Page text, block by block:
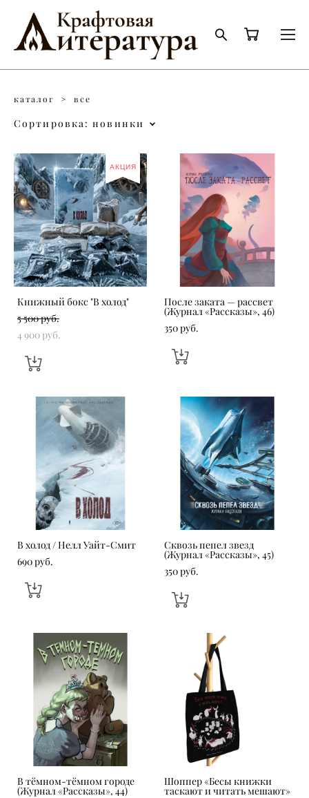
каталог > все
Сортировка: новинки
АКЦИЯ
Книжный бокс "В холод"
5 500 pуб.
4 900 pуб.
После заката — рассвет
(Журнал «Рассказы», 46)
350 pуб.
В холод / Нелл Уайт-Смит
690 pуб.
Сквозь пепел звезд
(Журнал «Рассказы», 45)
350 pуб.
В тёмном-тёмном городе
(Журнал «Рассказы», 44)
Шоппер «Бесы книжки
таскают и читать мешают»